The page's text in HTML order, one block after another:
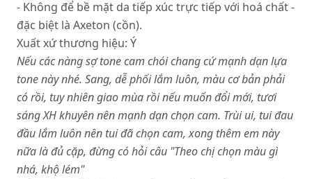
- Không để bề mặt da tiếp xúc trực tiếp với hoá chất -
đặc biệt là Axeton (cồn).
Xuất xứ thương hiệu: Ý
Nếu các nàng sợ tone cam chói chang cứ mạnh dạn lựa
tone này nhé. Sang, dễ phối lắm luôn, màu cơ bản phải
có rồi, tuy nhiên giao mùa rồi nếu muốn đổi mới, tươi
sáng XH khuyên nên mạnh dạn chọn cam. Trùi ui, tui đau
đầu lắm luôn nên tui đã chọn cam, xong thêm em này
nữa là đủ cặp, đừng có hỏi câu "Theo chị chọn màu gì
nhá, khộ lém"